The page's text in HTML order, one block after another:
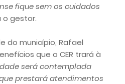
fique sem os cuidados
o gestor.
do município, Rafael
que o CER trará à
será contemplada
prestará atendimentos